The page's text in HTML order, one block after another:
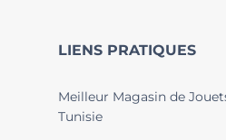
LIENS PRATIQUES
Meilleur Magasin de
Tunisie